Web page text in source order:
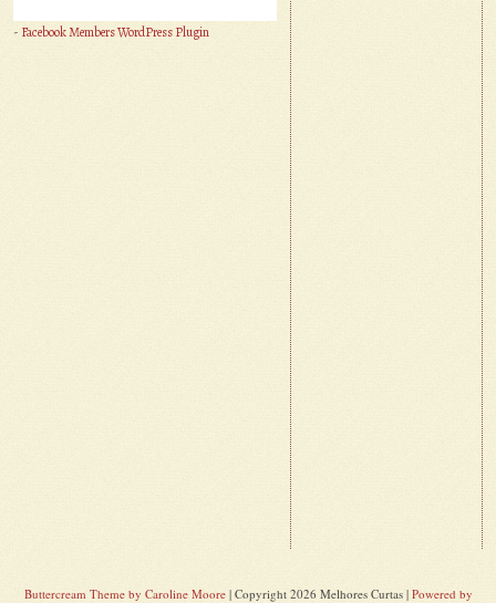
- Facebook Members WordPress Plugin
Buttercream Theme by Caroline Moore| Copyright 2026 Melhores Curtas | Powered by